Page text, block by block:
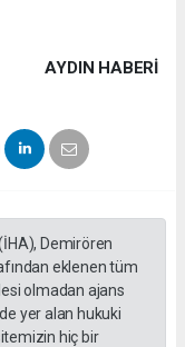
AYDIN HABERİ
Demirören
eklenen tüm
olmadan ajans
yer alan hukuki
hiç bir